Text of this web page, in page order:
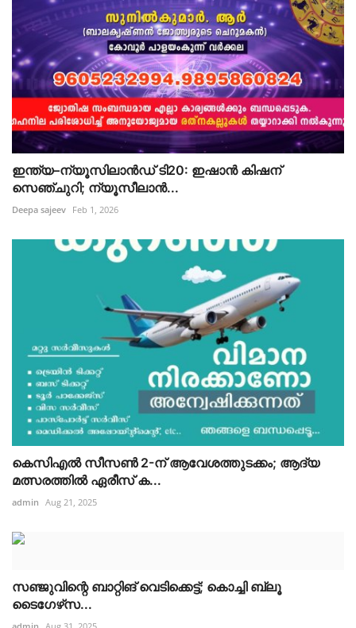
ഇന്ത്യ–ന്യൂസിലാൻഡ് ടി20: ഇഷാൻ കിഷന്
സെഞ്ചുറി; ന്യൂസീലാൻ...
Deepa sajeev Feb 1, 2026
കെസിഎൽ സീസൺ 2-ന് ആവേശത്തുടക്കം; ആദ്യ
മത്സരത്തിൽ ഏരീസ് ക...
admin Aug 21, 2025
സഞ്ജുവിന്റെ ബാറ്റിങ് വെടിക്കെട്ട്; കൊച്ചി ബ്ലൂ
ടൈഗേഴ്‌സ...